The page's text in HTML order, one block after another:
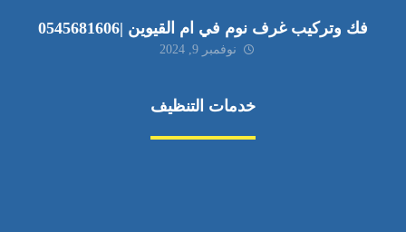
فك وتركيب غرف نوم في ام القيوين |0545681606
نوفمبر 9, 2024
خدمات التنظيف